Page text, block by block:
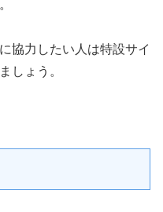
協力したい人は特設サイ
しょう。